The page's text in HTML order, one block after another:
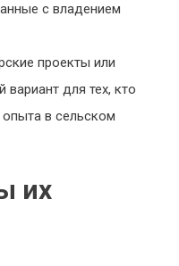
с владением
проекты или
для тех, кто
в сельском
их